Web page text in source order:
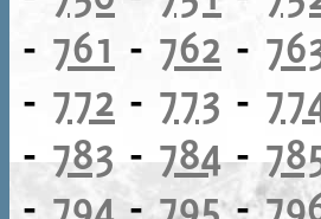
- 761 - 762 -
- 772 - 773 -
-783 -784-
- 794 -795-